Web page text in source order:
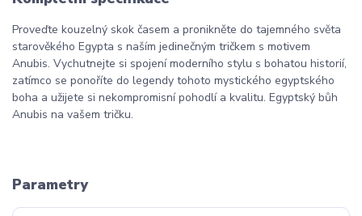
Proveďte kouzelný skok časem a pronikněte do tajemného světa
starověkého Egypta s naším jedinečným tričkem s motivem
Anubis. Vychutnejte si spojení moderního stylu s bohatou historií,
zatímco se ponoříte do legendy tohoto mystického egyptského
boha a užijete si nekompromisní pohodlí a kvalitu. Egyptský bůh
Anubis na vašem tričku.
Parametry